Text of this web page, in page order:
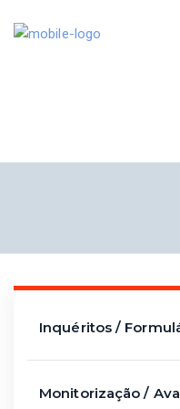
Inquéritos /
Monitorização /